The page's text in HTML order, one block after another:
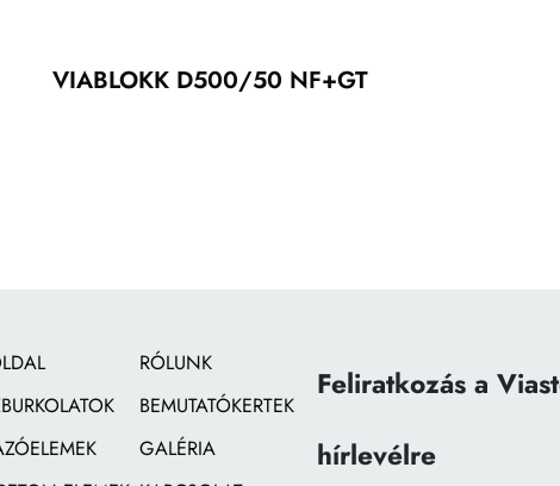
VIABLOKK D500/50 NF+GT
RÓLUNK
BEMUTATÓKERTEK
GALÉRIA
Feliratkozás a
hírlevélre